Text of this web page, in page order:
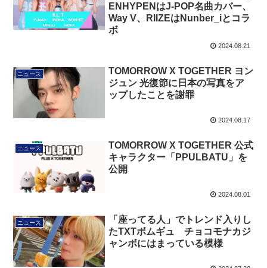
ENHYPENはJ-POP名曲カバー、
Way V、RIIZEはNunber_iとコラ
ボ
2024.08.21
ニュース
TOMORROW X TOGETHER ヨン
ジュン 光復節に日本の写真をア
ップしたことを謝罪
2024.08.17
ニュース
TOMORROW X TOGETHER 公式
キャラクター「PPULBATU」を
公開
2024.08.01
ニュース
「座ってる人」でトレンド入りし
たTXTボムギュ チョコモナカジ
ャンボにはまっている模様